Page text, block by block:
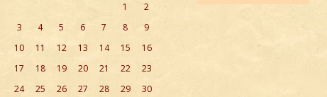
1
2
3
4 5 6 7 8
9
10
11 12 13 14 15
16
17
18 19 20 21 22
23
24
25 26 27 28 29 30